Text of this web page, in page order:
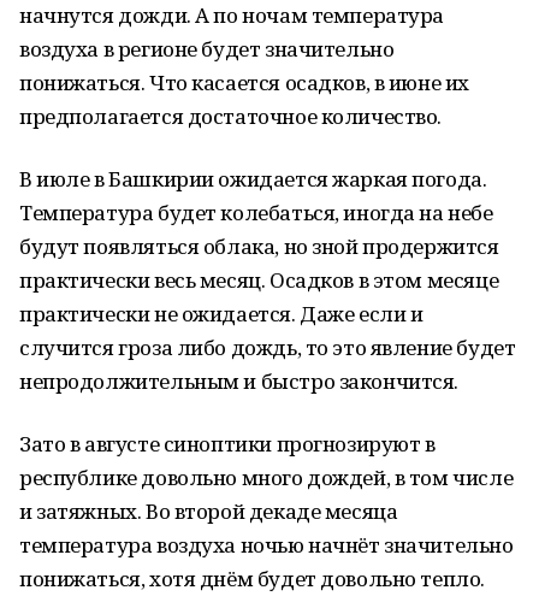
начнутся дожди. А по ночам температура
воздуха в регионе будет значительно
понижаться. Что касается осадков, в июне их
предполагается достаточное количество.
В июле в Башкирии ожидается жаркая погода.
Температура будет колебаться, иногда на небе
будут появляться облака, но зной продержится
практически весь месяц. Осадков в этом месяце
практически не ожидается. Даже если и
случится гроза либо дождь, то это явление будет
непродолжительным и быстро закончится.
Зато в августе синоптики прогнозируют в
республике довольно много дождей, в том числе
и затяжных. Во второй декаде месяца
температура воздуха ночью начнёт значительно
понижаться, хотя днём будет довольно тепло.